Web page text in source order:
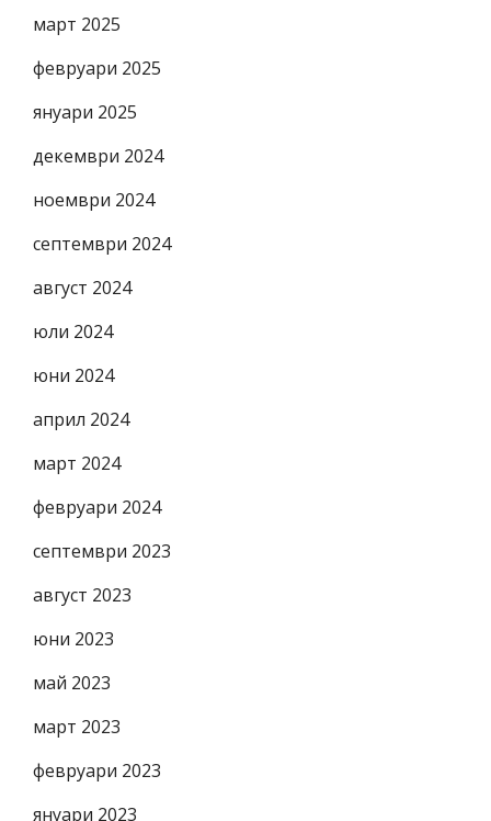
март 2025
февруари 2025
януари 2025
декември 2024
ноември 2024
септември 2024
август 2024
юли 2024
юни 2024
април 2024
март 2024
февруари 2024
септември 2023
август 2023
юни 2023
май 2023
март 2023
февруари 2023
януари 2023